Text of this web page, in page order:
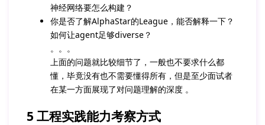
神经网络要怎么构建？
你是否了解AlphaStar的League，能否解释一下？
如何让agent足够diverse？
。。。
上面的问题就比较细节了，一般也不要求什么都
懂，毕竟没有也不需要懂得所有，但是至少面试者
在某一方面展现了对问题理解的深度 。
5 工程实践能力考察方式